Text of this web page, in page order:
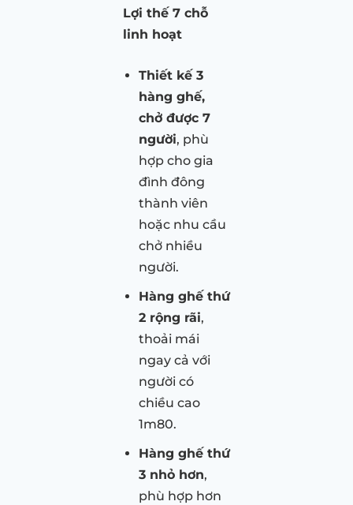
Lợi thế 7 chỗ
linh hoạt
Thiết kế 3
hàng ghế,
chở được 7
người, phù
hợp cho gia
đình đông
thành viên
hoặc nhu cầu
chở nhiều
người.
Hàng ghế thứ
2 rộng rãi,
thoải mái
ngay cả với
người có
chiều cao
1m80.
Hàng ghế thứ
3 nhỏ hơn,
phù hợp hơn